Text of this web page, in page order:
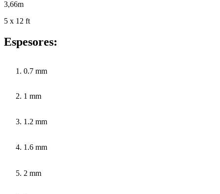
3,66m
5 x 12 ft
Espesores:
0.7 mm
1 mm
1.2 mm
1.6 mm
2 mm